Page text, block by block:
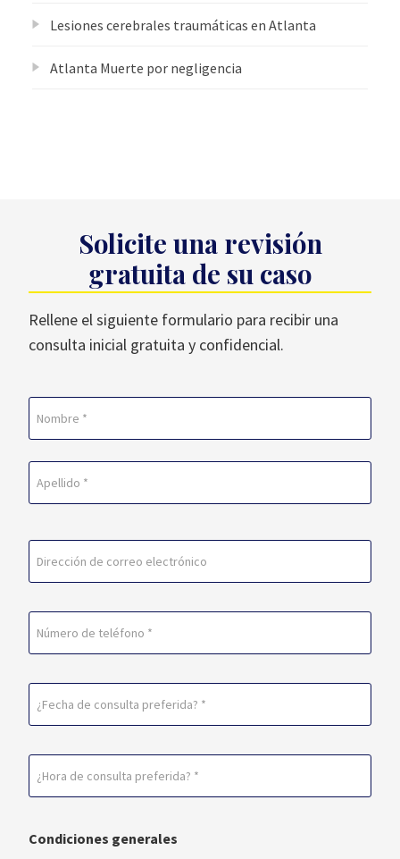
Lesiones cerebrales traumáticas en Atlanta
Atlanta Muerte por negligencia
Solicite una revisión
gratuita de su caso
Rellene el siguiente formulario para recibir una
consulta inicial gratuita y confidencial.
(Obligatorio)
primer
electrónico
Teléfono
de
preferida
(Obligatorio)
de
preferido
Condiciones generales